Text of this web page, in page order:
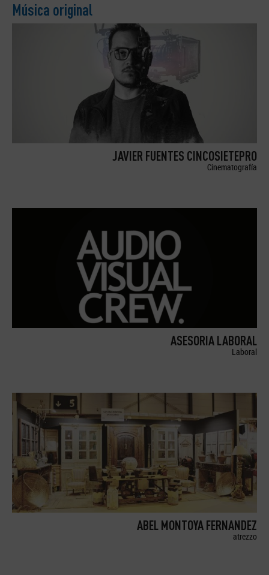
Música original
JAVIER FUENTES CINCOSIETEPRO
Cinematografía
ASESORIA LABORAL
Laboral
ABEL MONTOYA FERNANDEZ
atrezzo